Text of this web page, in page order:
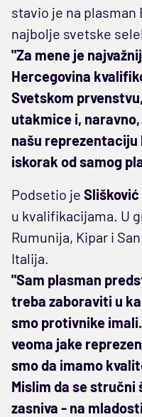
stavio je na
najbolje svetske
"Za mene je
Hercegovina
Svetskom
utakmice i,
našu reprezentaciju
iskorak od samog
Podsetio je Slišković
u kvalifikacijama. U
Rumunija, Kipar i
Italija.
"Sam plasman
treba zaboraviti u
smo protivnike
veoma jake
smo da imamo
Mislim da se stručni
zasniva - na